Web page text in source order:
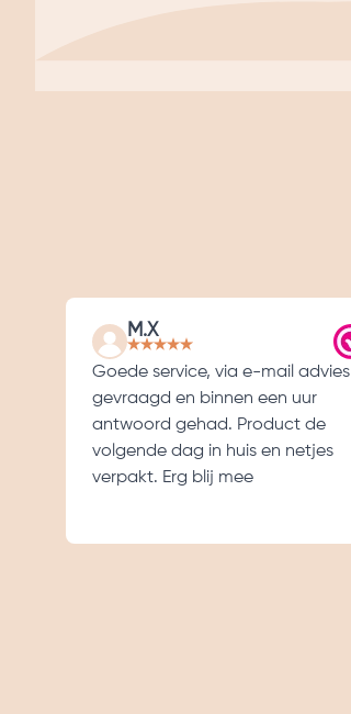
M.X
Goede service, via e-mail advies
gevraagd en binnen een uur
antwoord gehad. Product de
volgende dag in huis en netjes
verpakt. Erg blij mee